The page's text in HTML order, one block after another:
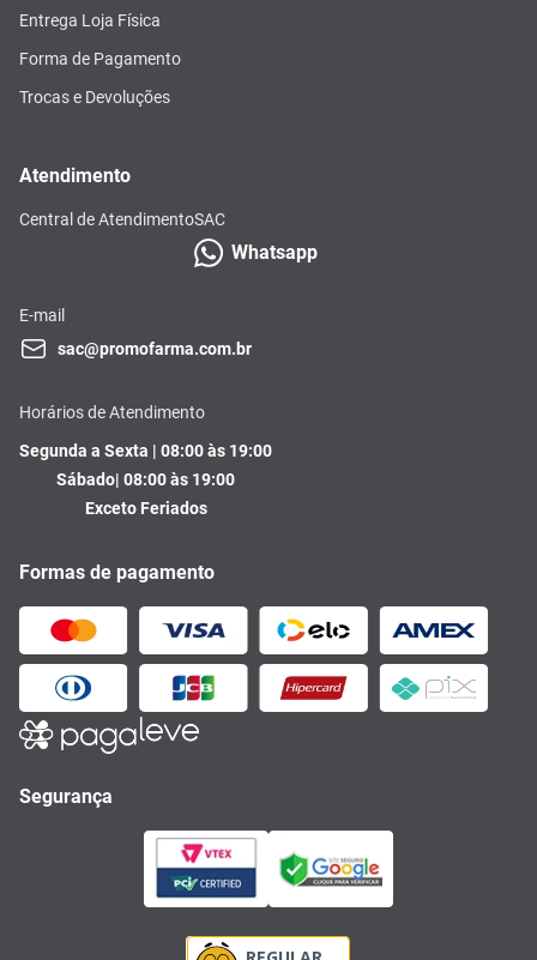
Entrega Loja Física
Forma de Pagamento
Trocas e Devoluções
Atendimento
Central de AtendimentoSAC
Whatsapp
E-mail
sac@promofarma.com.br
Horários de Atendimento
Segunda a Sexta | 08:00 às 19:00
Sábado| 08:00 às 19:00
Exceto Feriados
Formas de pagamento
Segurança